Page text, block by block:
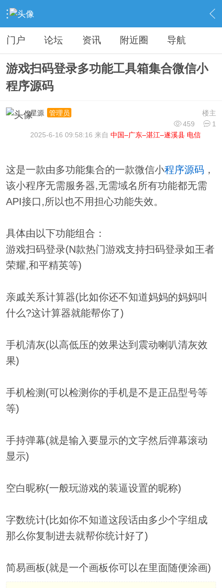
› 分类信息 › 源码模板 › 内容
门户 论坛 资讯 附近圈 导航
游戏扫码登录多功能工具箱集合微信小
程序源码
楼主
星源
管理员
459
1
2025-6-16 09:58:16 来自 中国–广东–湛江–遂溪县 电信
这是一款由多功能集合的一款微信小程序源码 ，
该小程序无需服务器,无需域名所有功能都无需
API接口,所以也不用担心功能失效。
具体由以下功能组合：
游戏扫码登录(N款热门游戏支持扫码登录如王者
荣耀,和平精英等)
亲戚关系计算器(比如你还不知道妈妈的妈妈叫
什么?这计算器就能帮你了)
手机清灰(以高低压的效果达到震动喇叭清灰效
果)
手机检测(可以检测你的手机是不是正品型号等
等)
手持弹幕(就是输入要显示的文字然后弹幕滚动
显示)
空白昵称(一般玩游戏的装逼设置的昵称)
字数统计(比如你不知道这段话由多少个字组成
那么你复制进去就帮你统计好了)
简易画板(就是一个画板你可以在里面随便涂画)